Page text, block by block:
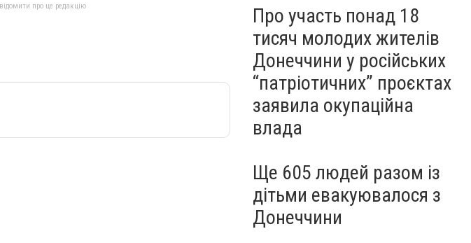
про це редакцію
Про участь понад 18
тисяч молодих жителів
Донеччини у російських
“патріотичних” проєктах
заявила окупаційна
влада
Ще 605 людей разом із
дітьми евакуювалося з
Донеччини